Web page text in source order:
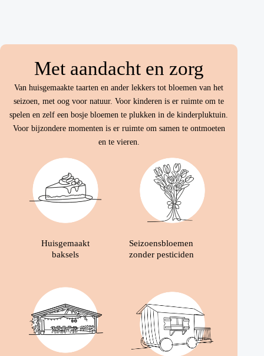
Met aandacht en zorg
Van huisgemaakte taarten en ander lekkers tot bloemen van het
seizoen, met oog voor natuur. Voor kinderen is er ruimte om te
spelen en zelf een bosje bloemen te plukken in de kinderpluktuin.
Voor bijzondere momenten is er ruimte om samen te ontmoeten
en te vieren.
Huisgemaakt
baksels
Seizoensbloemen
zonder pesticiden